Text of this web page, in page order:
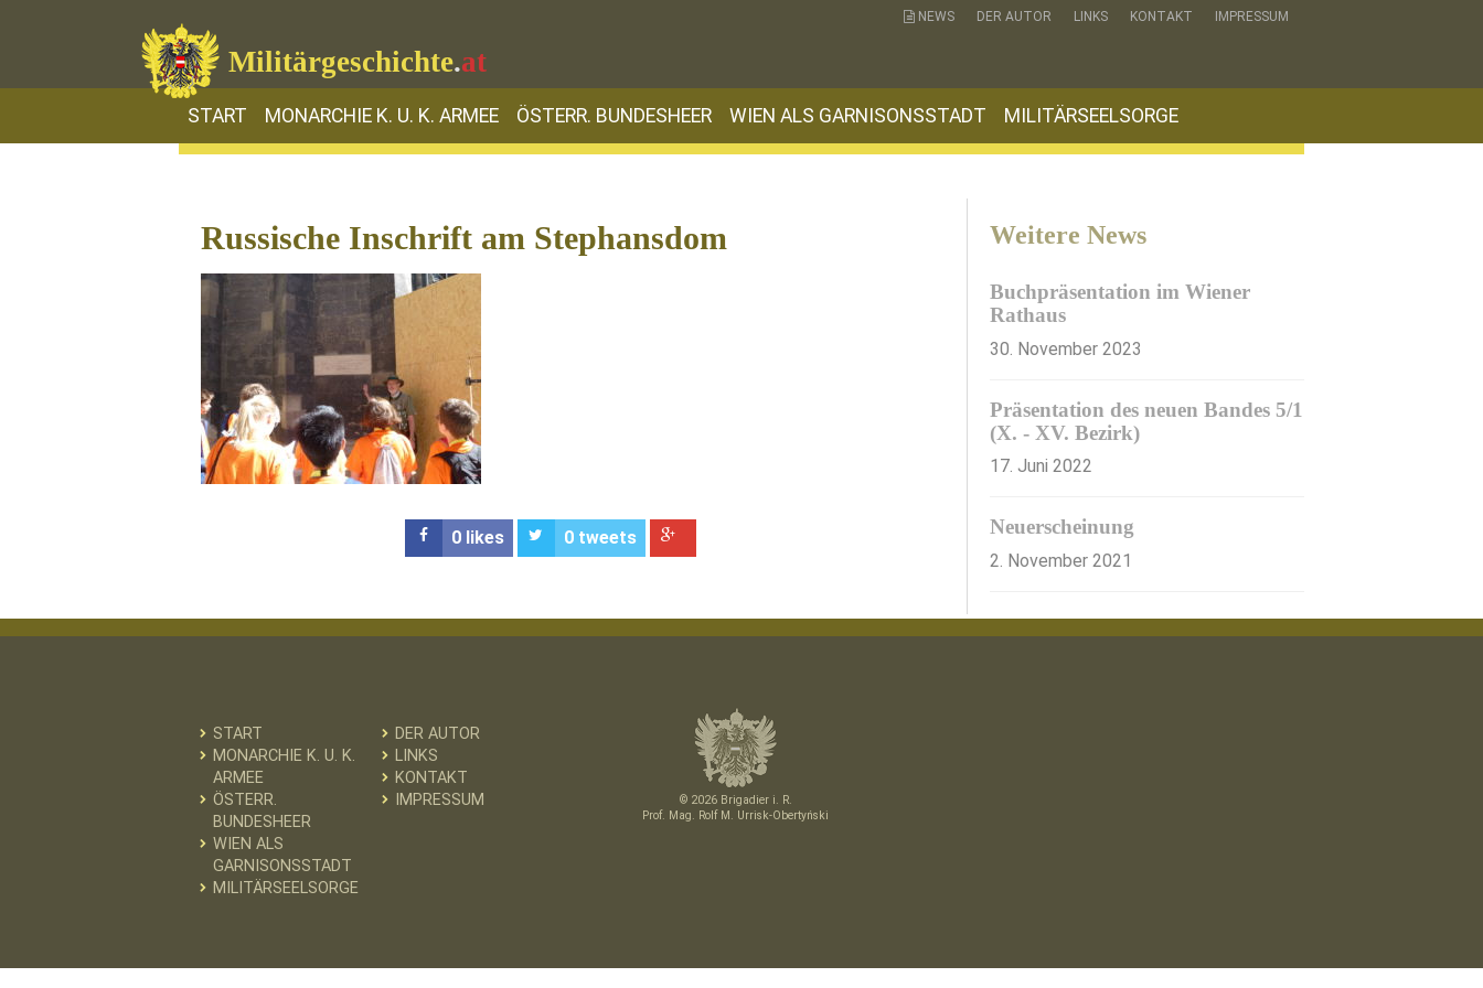
Militärgeschichte.at
NEWS DER AUTOR LINKS KONTAKT IMPRESSUM
START MONARCHIE K. U. K. ARMEE ÖSTERR. BUNDESHEER WIEN ALS GARNISONSSTADT MILITÄRSEELSORGE
Russische Inschrift am Stephansdom
0likes 0tweets
Weitere News
Buchpräsentation im Wiener
Rathaus
30. November 2023
Präsentation des neuen Bandes 5/1
(X. - XV. Bezirk)
17. Juni 2022
Neuerscheinung
2. November 2021
START
MONARCHIE K. U. K.
ARMEE
ÖSTERR.
BUNDESHEER
WIEN ALS
GARNISONSSTADT
MILITÄRSEELSORGE
DER AUTOR
LINKS
KONTAKT
IMPRESSUM
© 2026 Brigadier i. R.
Prof. Mag. Rolf M. Urrisk-Obertyński